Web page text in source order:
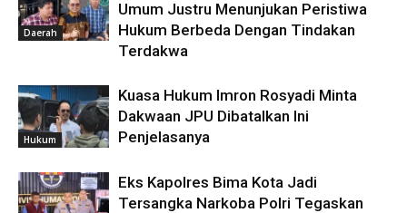
Daerah
Umum Justru Menunjukan Peristiwa
Hukum Berbeda Dengan Tindakan
Terdakwa
Hukum
Kuasa Hukum Imron Rosyadi Minta
Dakwaan JPU Dibatalkan Ini
Penjelasanya
Eks Kapolres Bima Kota Jadi
Tersangka Narkoba Polri Tegaskan